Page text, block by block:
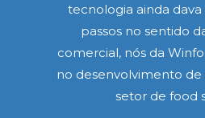
tecnologia ainda
passos no sentido
comercial, nós da
no desenvolvimento de
setor de food